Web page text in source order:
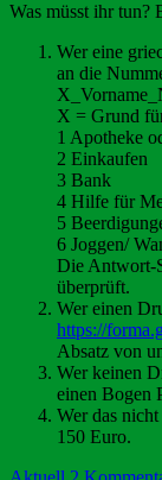
Was müsst ihr tun?
Wer eine
an die
X = Grund
1 Apotheke
2 Einkaufen
3 Bank
4 Hilfe für
5
6 Joggen/
Die Antwort-
überprüft.
Wer einen
https://
Absatz von
Wer keinen
einen Bogen
Wer das
150 Euro.